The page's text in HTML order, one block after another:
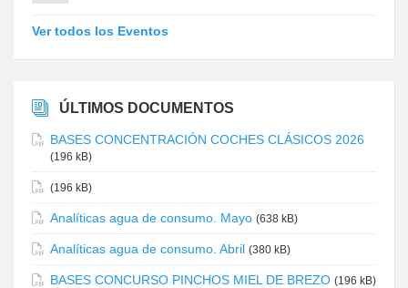
Ver todos los Eventos
ÚLTIMOS DOCUMENTOS
BASES CONCENTRACIÓN COCHES CLÁSICOS 2026
(196 kB)
(196 kB)
Analíticas agua de consumo. Mayo (638 kB)
Analíticas agua de consumo. Abril (380 kB)
BASES CONCURSO PINCHOS MIEL DE BREZO (196 kB)